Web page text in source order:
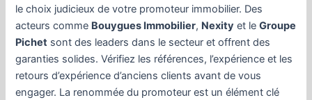
le choix judicieux de votre promoteur immobilier. Des
acteurs comme Bouygues Immobilier, Nexity et leGroupe
Pichet sont des leaders dans le secteur et offrent des
garanties solides. Vérifiez les références, l’expérience et les
retours d’expérience d’anciens clients avant de vous
engager. La renommée du promoteur est un élément clé